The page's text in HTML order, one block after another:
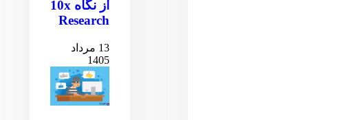
از نگاه 10x
Research
13 مرداد
1405